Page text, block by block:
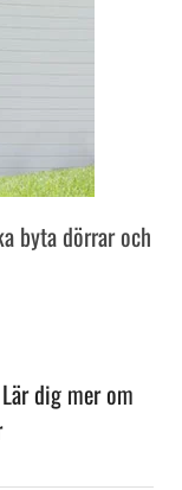
byta dörrar och
dig mer om